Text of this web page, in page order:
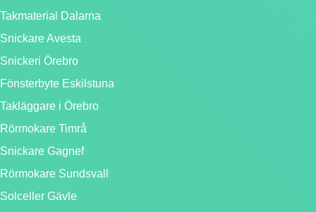
Takmaterial Dalarna
Snickare Avesta
Snickeri Örebro
Fönsterbyte Eskilstuna
Takläggare i Örebro
Rörmokare Timrå
Snickare Gagnef
Rörmokare Sundsvall
Solceller Gävle